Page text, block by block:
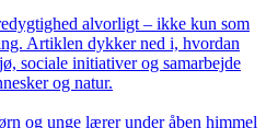
alvorligt – ikke kun som
Artiklen dykker ned i, hvordan
sociale initiativer og samarbejde
og natur.
og unge lærer under åben himmel